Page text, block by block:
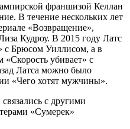
франшизой Келлан
В течение нескольких лет
«Возвращение»,
Кудроу. В 2015 году Латс
с Брюсом Уиллисом, а в
убивает» с
Латса можно было
«Чего хотят мужчины».